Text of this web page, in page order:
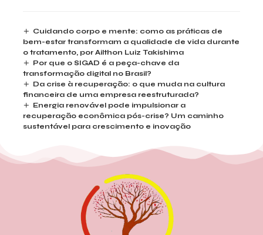
Cuidando corpo e mente: como as práticas de
bem-estar transformam a qualidade de vida durante
o tratamento, por Ailthon Luiz Takishima
Por que o SIGAD é a peça-chave da
transformação digital no Brasil?
Da crise à recuperação: o que muda na cultura
financeira de uma empresa reestruturada?
Energia renovável pode impulsionar a
recuperação econômica pós-crise? Um caminho
sustentável para crescimento e inovação